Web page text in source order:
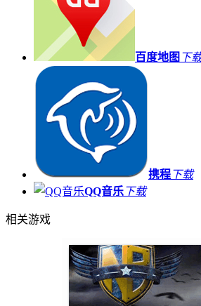
百度地图 下
携程下载
QQ音乐下载
相关游戏